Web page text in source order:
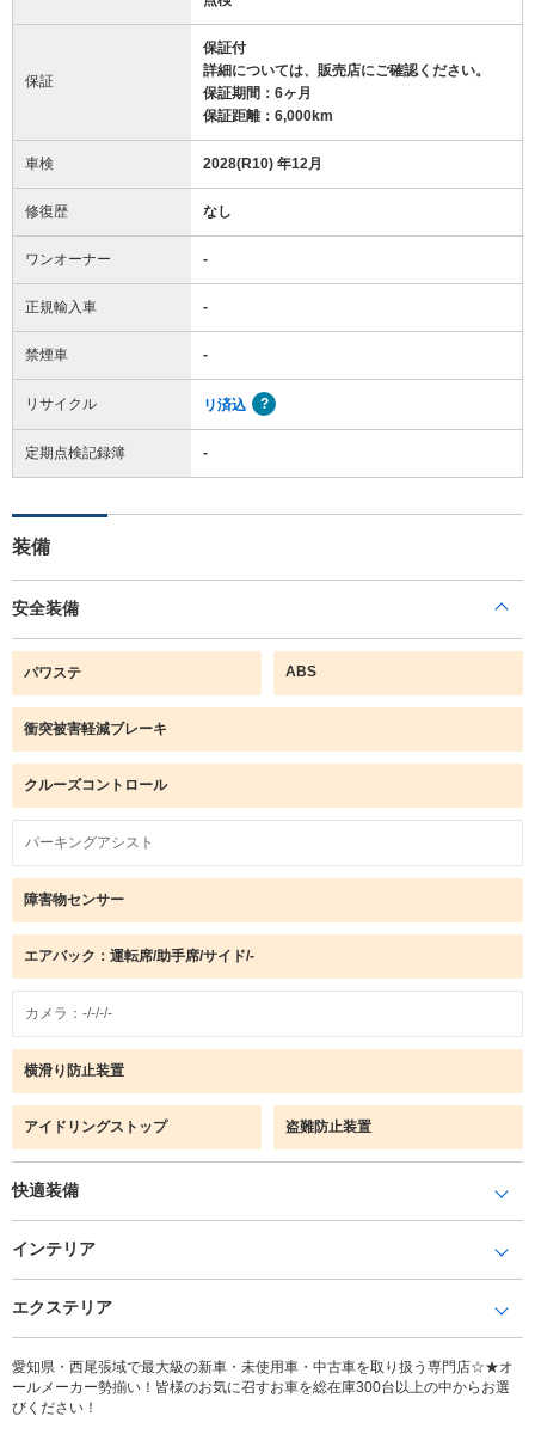
保証
保証付
詳細については、販売店にご確認ください。
保証期間：6ヶ月
保証距離：6,000km
車検 2028(R10) 年12月
修復歴 なし
ワンオーナー -
正規輸入車 -
禁煙車 -
リサイクル リ済込
定期点検記録簿 -
装備
安全装備
パワステ ABS
衝突被害軽減ブレーキ
クルーズコントロール
パーキングアシスト
障害物センサー
エアバック：運転席/助手席/サイド/-
カメラ：-/-/-/-
横滑り防止装置
アイドリングストップ 盗難防止装置
快適装備
インテリア
エクステリア
愛知県・西尾張域で最大級の新車・未使用車・中古車を取り扱う専門店☆★オ
ールメーカー勢揃い！皆様のお気に召すお車を総在庫300台以上の中からお選
びください！